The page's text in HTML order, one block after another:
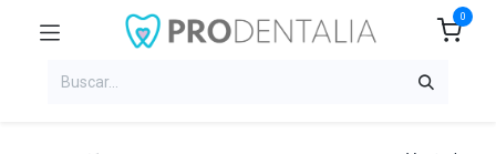
0